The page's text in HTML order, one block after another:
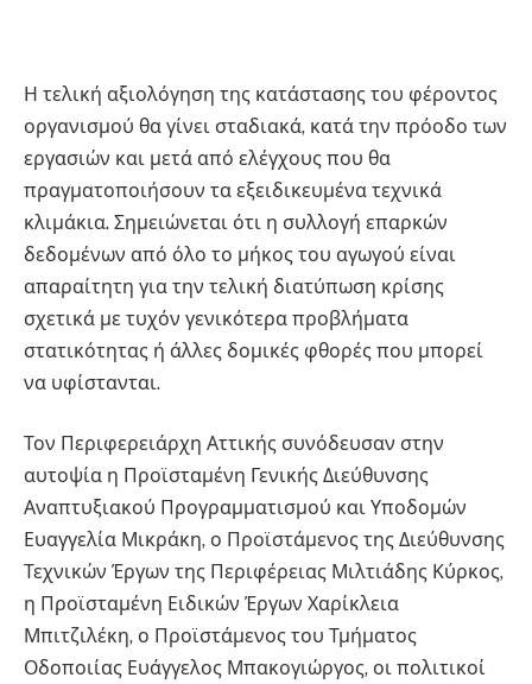
Η τελική αξιολόγηση της κατάστασης του φέροντος
οργανισμού θα γίνει σταδιακά, κατά την πρόοδο των
εργασιών και μετά από ελέγχους που θα
πραγματοποιήσουν τα εξειδικευμένα τεχνικά
κλιμάκια. Σημειώνεται ότι η συλλογή επαρκών
δεδομένων από όλο το μήκος του αγωγού είναι
απαραίτητη για την τελική διατύπωση κρίσης
σχετικά με τυχόν γενικότερα προβλήματα
στατικότητας ή άλλες δομικές φθορές που μπορεί
να υφίστανται.
Τον Περιφερειάρχη Αττικής συνόδευσαν στην
αυτοψία η Προϊσταμένη Γενικής Διεύθυνσης
Αναπτυξιακού Προγραμματισμού και Υποδομών
Ευαγγελία Μικράκη, ο Προϊστάμενος της Διεύθυνσης
Τεχνικών Έργων της Περιφέρειας Μιλτιάδης Κύρκος,
η Προϊσταμένη Ειδικών Έργων Χαρίκλεια
Μπιτζιλέκη, ο Προϊστάμενος του Τμήματος
Οδοποιίας Ευάγγελος Μπακογιώργος, οι πολιτικοί